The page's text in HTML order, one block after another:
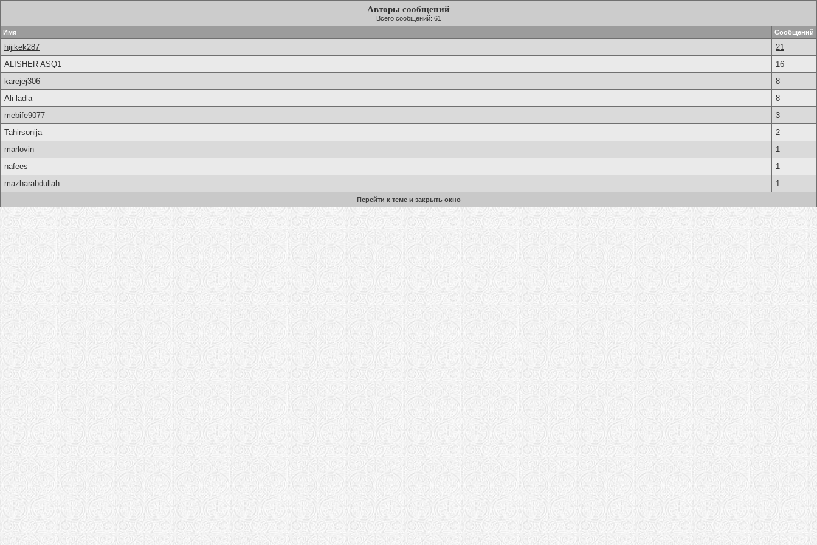
Авторы сообщений
Всего сообщений: 61
Имя
Сообщений
hijikek287
21
ALISHER ASQ1
16
karejej306
8
Ali ladla
8
mebife9077
3
Tahirsonija
2
marlovin
1
nafees
1
mazharabdullah
1
Перейти к теме и закрыть окно